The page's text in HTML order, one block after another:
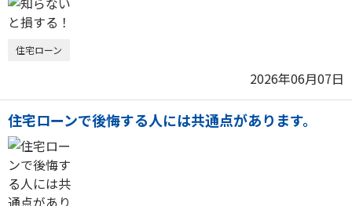
住宅ローン
2026年06月07日
住宅ローンで後悔する人には共通点があります。